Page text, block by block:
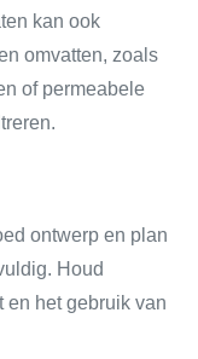
kan ook
omvatten, zoals
of permeabele
ontwerp en plan
Houd
en het gebruik van